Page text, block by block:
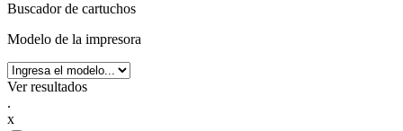
Buscador de cartuchos
Modelo de la impresora
Ver resultados
.
x